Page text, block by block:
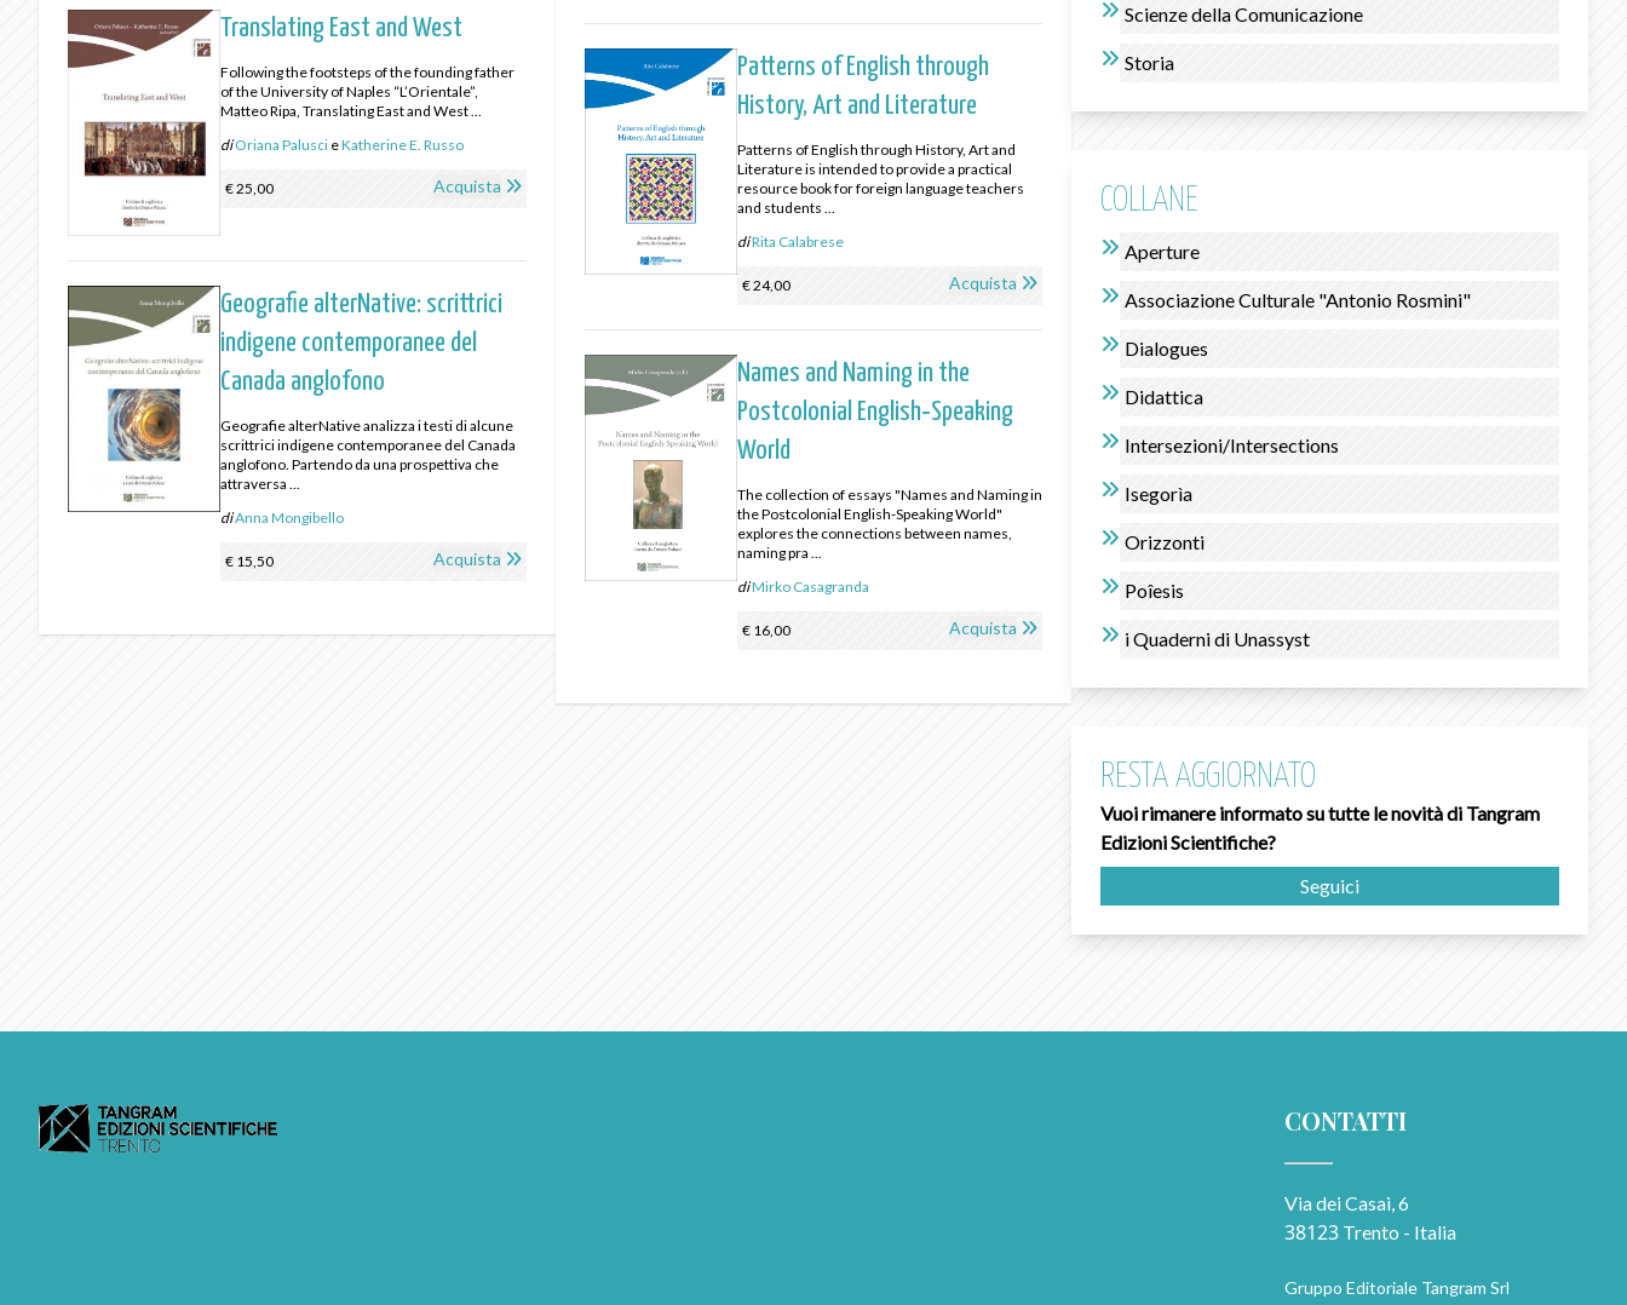
Translating East and West
Following the footsteps of the founding father
of the University of Naples “L’Orientale”,
Matteo Ripa, Translating East and West ...
diOriana Palusci eKatherine E. Russo
€ 25,00 Acquista
Geografie alterNative: scrittrici
indigene contemporanee del
Canada anglofono
Geografie alterNative analizza i testi di alcune
scrittrici indigene contemporanee del Canada
anglofono. Partendo da una prospettiva che
attraversa ...
diAnna Mongibello
€ 15,50 Acquista
Patterns of English through
History, Art and Literature
Patterns of English through History, Art and
Literature is intended to provide a practical
resource book for foreign language teachers
and students ...
diRita Calabrese
€ 24,00 Acquista
Names and Naming in the
Postcolonial English‑Speaking
World
The collection of essays "Names and Naming in
the Postcolonial English-Speaking World"
explores the connections between names,
naming pra ...
diMirko Casagranda
€ 16,00 Acquista
Scienze della Comunicazione
Storia
COLLANE
Aperture
Associazione Culturale "Antonio Rosmini"
Dialogues
Didattica
Intersezioni/Intersections
Isegorìa
Orizzonti
Poîesis
i Quaderni di Unassyst
RESTA AGGIORNATO
Vuoi rimanere informato su tutte le novità di Tangram
Edizioni Scientifiche?
Seguici
CONTATTI
Via dei Casai, 6
38123 Trento - Italia
Gruppo Editoriale Tangram Srl